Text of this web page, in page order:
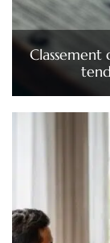
Classement